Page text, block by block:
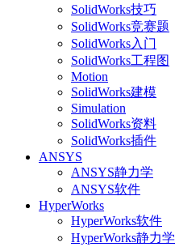
SolidWorks技巧
SolidWorks竞赛题
SolidWorks入门
SolidWorks工程图
Motion
SolidWorks建模
Simulation
SolidWorks资料
SolidWorks插件
ANSYS
ANSYS静力学
ANSYS软件
HyperWorks
HyperWorks软件
HyperWorks静力学